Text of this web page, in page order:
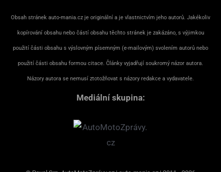
Obsah stránek auto-mania.cz je originální a je vlastnictvím jeho autorů. Jakékoliv
kopírování obsahu nebo částí obsahu těchto stránek je zakázáno, s výjimkou
použití části obsahu s výslovným písemným (e-mailovým) svolením autorů nebo
použití části obsahu formou citace. Články vyjadřují soukromý názor autora.
Názory autora se nemusí ztotožňovat s názory redakce a vydavatele.
Mediální skupina: